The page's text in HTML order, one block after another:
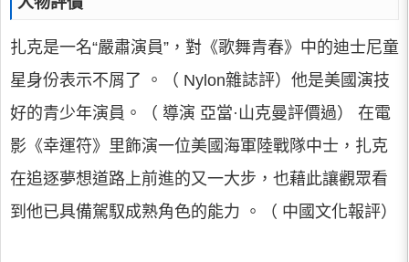
扎克是一名“嚴肅演員”，對《歌舞青春》中的迪士尼童
星身份表示不屑了 。（ Nylon雜誌評）他是美國演技
好的青少年演員。（ 導演 亞當·山克曼評價過） 在電
影《幸運符》里飾演一位美國海軍陸戰隊中士，扎克
在追逐夢想道路上前進的又一大步，也藉此讓觀眾看
到他已具備駕馭成熟角色的能力 。（ 中國文化報評）